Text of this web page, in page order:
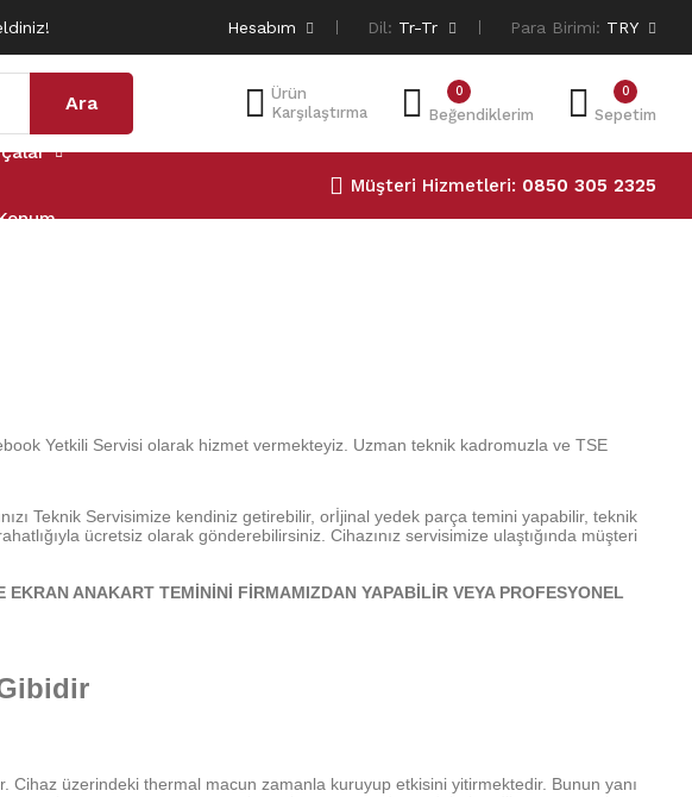
Hesabım Dil: Tr-Tr Para Birimi: TRY
Ürün
Karşılaştırma
Beğendiklerim
0 0
Sepetim
Ara
Müşteri Hizmetleri: 0850 305 2325
Yetkili Servisi olarak hizmet vermekteyiz. Uzman teknik kadromuzla ve TSE
Teknik Servisimize kendiniz getirebilir, orİjinal yedek parça temini yapabilir, teknik
ücretsiz olarak gönderebilirsiniz. Cihazınız servisimize ulaştığında müşteri
ANAKART TEMİNİNİ FİRMAMIZDAN YAPABİLİR VEYA PROFESYONEL
üzerindeki thermal macun zamanla kuruyup etkisini yitirmektedir. Bunun yanı